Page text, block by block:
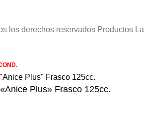
los derechos reservados Productos La
Plus» Frasco 125cc.